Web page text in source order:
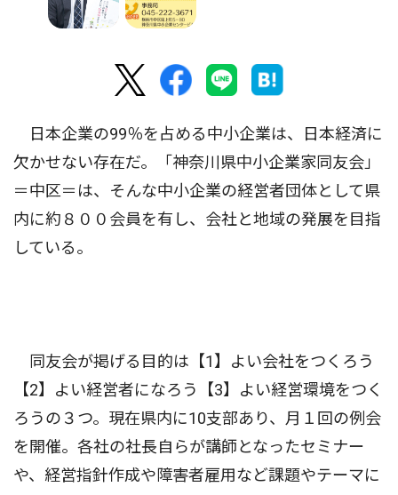
日本企業の99％を占める中小企業は、日本経済に
欠かせない存在だ。「神奈川県中小企業家同友会」
＝中区＝は、そんな中小企業の経営者団体として県
内に約８００会員を有し、会社と地域の発展を目指
している。
同友会が掲げる目的は【1】よい会社をつくろう
【2】よい経営者になろう【3】よい経営環境をつく
ろうの３つ。現在県内に10支部あり、月１回の例会
を開催。各社の社長自らが講師となったセミナー
や、経営指針作成や障害者雇用など課題やテーマに